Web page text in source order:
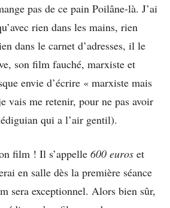
pas de ce pain Poilâne-là. J’ai
rien dans les mains, rien
dans le carnet d’adresses, il le
son film fauché, marxiste et
envie d’écrire « marxiste mais
vais me retenir, pour ne pas avoir
qui a l’air gentil).
film ! Il s’appelle 600 euros et
en salle dès la première séance
sera exceptionnel. Alors bien sûr,